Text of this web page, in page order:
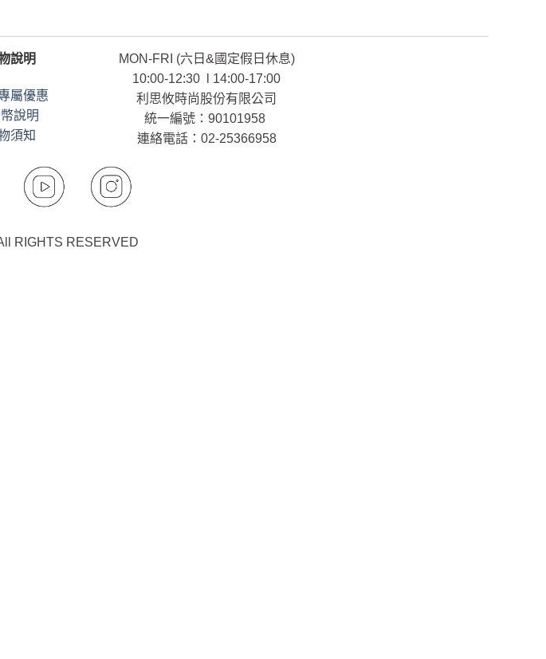
說明
屬優惠
說明
須知
MON-FRI (六日&國定假日休息)
10:00-12:30 l 14:00-17:00
利思攸時尚股份有限公司
統一編號：90101958
連絡電話：02-25366958
RIGHTS RESERVED